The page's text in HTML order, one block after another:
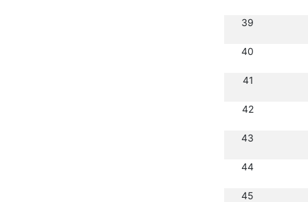
39
40
41
42
43
44
45